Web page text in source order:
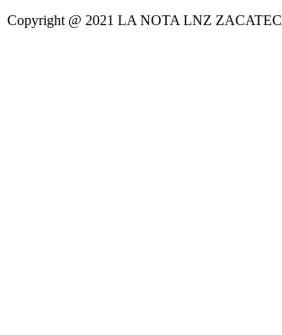
Copyright @ 2021 LA NOTA LNZ